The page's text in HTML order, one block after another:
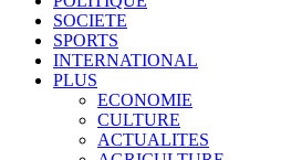
SOCIETE
SPORTS
INTERNATIONAL
PLUS
ECONOMIE
CULTURE
ACTUALITES